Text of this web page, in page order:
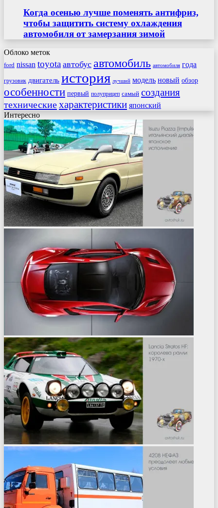
Когда осенью лучше поменять антифриз,
чтобы защитить систему охлаждения
автомобиля от замерзания зимой
Облоко меток
ford nissan toyota автобус автомобиль автомобиля года
грузовик двигатель история лучший модель новый обзор
особенности первый полуприцеп самый создания
техническиехарактеристики японский
Интересно